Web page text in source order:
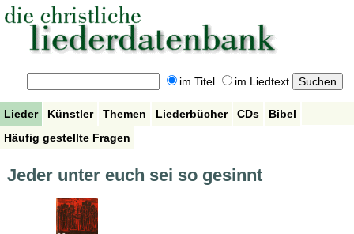
im Titel im Liedtext
Lieder Künstler Themen Liederbücher CDs
Bibel
Häufig gestellte Fragen
Jeder unter euch sei so gesinnt